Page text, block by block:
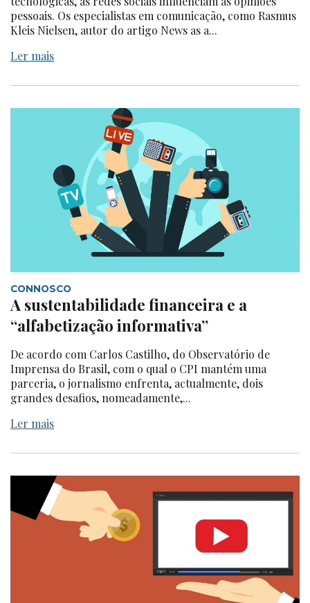
pessoais. Os especialistas em comunicação, como Rasmus
Kleis Nielsen, autor do artigo News as a...
Ler mais
CONNOSCO
A sustentabilidade financeira e a
“alfabetização informativa”
De acordo com Carlos Castilho, do Observatório de
Imprensa do Brasil, com o qual o CPI mantém uma
parceria, o jornalismo enfrenta, actualmente, dois
grandes desafios, nomeadamente,...
Ler mais